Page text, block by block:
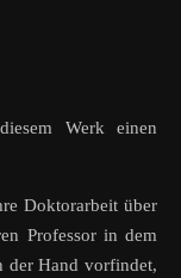
Werk einen
Doktorarbeit über
Professor in dem
der Hand vorfindet,